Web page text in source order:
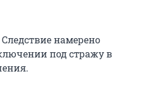
Следствие намерено
под стражу в